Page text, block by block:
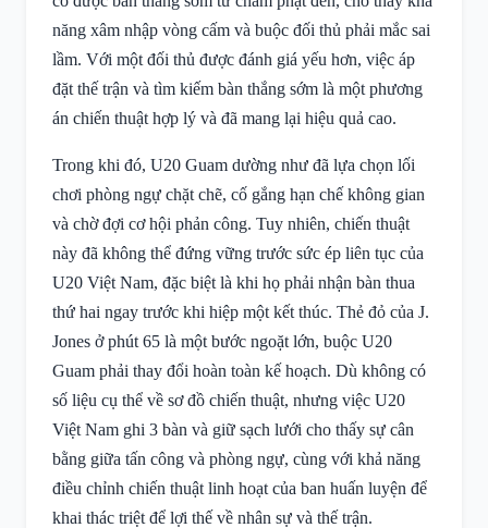
năng xâm nhập vòng cấm và buộc đối thủ phải mắc sai
lầm. Với một đối thủ được đánh giá yếu hơn, việc áp
đặt thế trận và tìm kiếm bàn thắng sớm là một phương
án chiến thuật hợp lý và đã mang lại hiệu quả cao.
Trong khi đó, U20 Guam dường như đã lựa chọn lối
chơi phòng ngự chặt chẽ, cố gắng hạn chế không gian
và chờ đợi cơ hội phản công. Tuy nhiên, chiến thuật
này đã không thể đứng vững trước sức ép liên tục của
U20 Việt Nam, đặc biệt là khi họ phải nhận bàn thua
thứ hai ngay trước khi hiệp một kết thúc. Thẻ đỏ của J.
Jones ở phút 65 là một bước ngoặt lớn, buộc U20
Guam phải thay đổi hoàn toàn kế hoạch. Dù không có
số liệu cụ thể về sơ đồ chiến thuật, nhưng việc U20
Việt Nam ghi 3 bàn và giữ sạch lưới cho thấy sự cân
bằng giữa tấn công và phòng ngự, cùng với khả năng
điều chỉnh chiến thuật linh hoạt của ban huấn luyện để
khai thác triệt để lợi thế về nhân sự và thế trận.